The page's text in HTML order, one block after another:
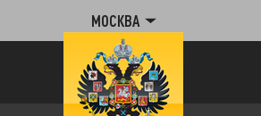
МОСКВА